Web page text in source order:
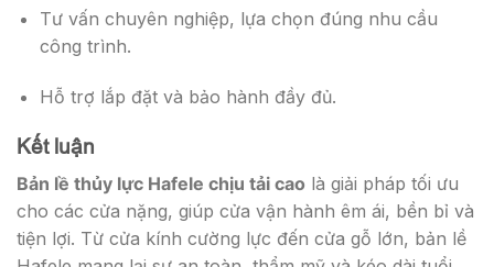
Tư vấn chuyên nghiệp, lựa chọn đúng nhu cầu
công trình.
Hỗ trợ lắp đặt và bảo hành đầy đủ.
Kết luận
Bản lề thủy lực Hafele chịu tải cao là giải pháp tối ưu
cho các cửa nặng, giúp cửa vận hành êm ái, bền bỉ và
tiện lợi. Từ cửa kính cường lực đến cửa gỗ lớn, bản lề